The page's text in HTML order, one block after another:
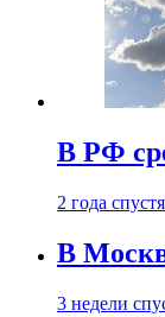
В РФ
2 года спустя
В
3 недели